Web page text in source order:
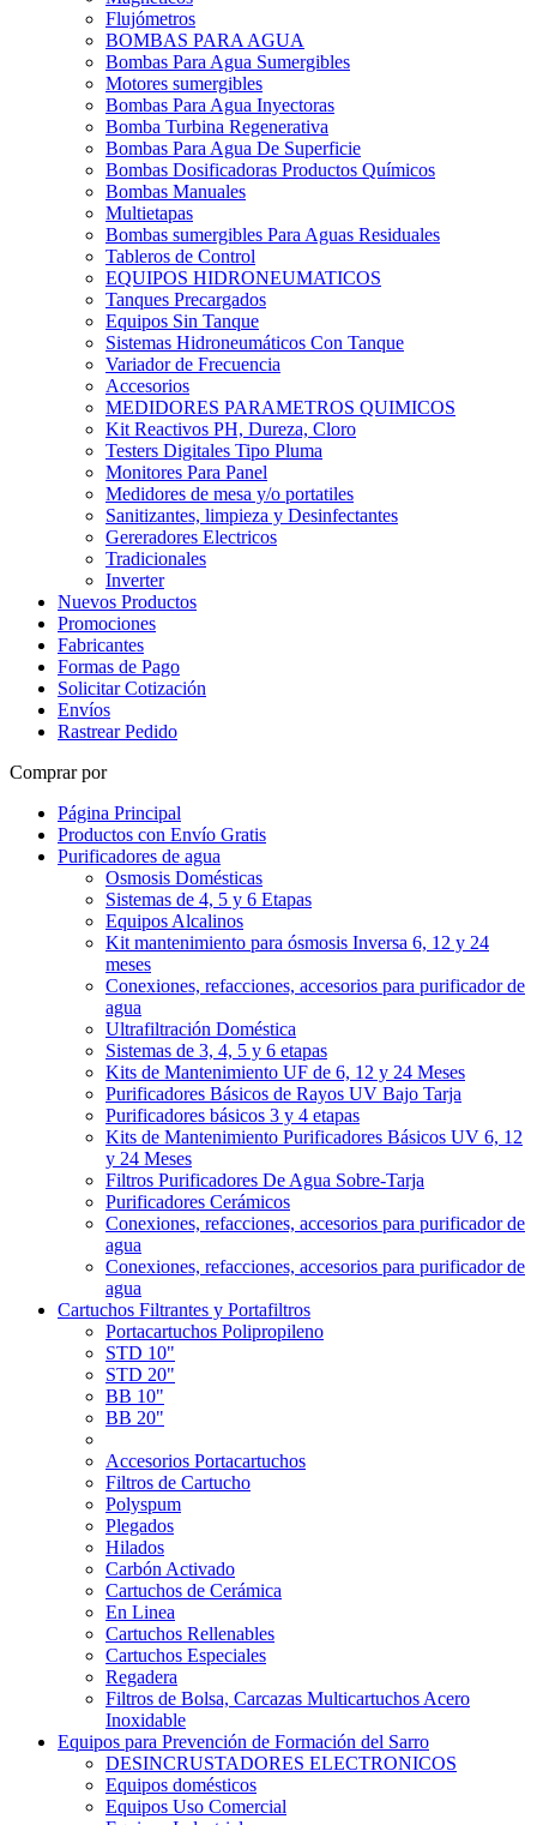
Flujómetros
BOMBAS PARA AGUA
Bombas Para Agua Sumergibles
Motores sumergibles
Bombas Para Agua Inyectoras
Bomba Turbina Regenerativa
Bombas Para Agua De Superficie
Bombas Dosificadoras Productos Químicos
Bombas Manuales
Multietapas
Bombas sumergibles Para Aguas Residuales
Tableros de Control
EQUIPOS HIDRONEUMATICOS
Tanques Precargados
Equipos Sin Tanque
Sistemas Hidroneumáticos Con Tanque
Variador de Frecuencia
Accesorios
MEDIDORES PARAMETROS QUIMICOS
Kit Reactivos PH, Dureza, Cloro
Testers Digitales Tipo Pluma
Monitores Para Panel
Medidores de mesa y/o portatiles
Sanitizantes, limpieza y Desinfectantes
Gereradores Electricos
Tradicionales
Inverter
Nuevos Productos
Promociones
Fabricantes
Formas de Pago
Solicitar Cotización
Envíos
Rastrear Pedido
Comprar por
Página Principal
Productos con Envío Gratis
Purificadores de agua
Osmosis Domésticas
Sistemas de 4, 5 y 6 Etapas
Equipos Alcalinos
Kit mantenimiento para ósmosis Inversa 6, 12 y 24
meses
Conexiones, refacciones, accesorios para purificador de
agua
Ultrafiltración Doméstica
Sistemas de 3, 4, 5 y 6 etapas
Kits de Mantenimiento UF de 6, 12 y 24 Meses
Purificadores Básicos de Rayos UV Bajo Tarja
Purificadores básicos 3 y 4 etapas
Kits de Mantenimiento Purificadores Básicos UV 6, 12
y 24 Meses
Filtros Purificadores De Agua Sobre-Tarja
Purificadores Cerámicos
Conexiones, refacciones, accesorios para purificador de
agua
Conexiones, refacciones, accesorios para purificador de
agua
Cartuchos Filtrantes y Portafiltros
Portacartuchos Polipropileno
STD 10"
STD 20"
BB 10"
BB 20"
Accesorios Portacartuchos
Filtros de Cartucho
Polyspum
Plegados
Hilados
Carbón Activado
Cartuchos de Cerámica
En Linea
Cartuchos Rellenables
Cartuchos Especiales
Regadera
Filtros de Bolsa, Carcazas Multicartuchos Acero
Inoxidable
Equipos para Prevención de Formación del Sarro
DESINCRUSTADORES ELECTRONICOS
Equipos domésticos
Equipos Uso Comercial